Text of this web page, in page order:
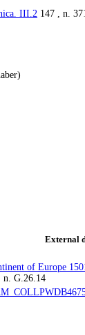
III.2 147 , n.
External
of Europe
n. G.26.14